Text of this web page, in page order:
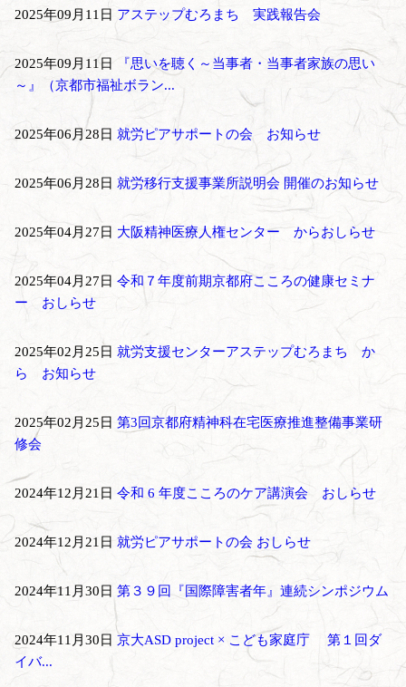
2025年09月11日 アステップむろまち 実践報告会
2025年09月11日
『思いを聴く～当事者・当事者家族の思い
～』（京都市福祉ボラン...
2025年06月28日 就労ピアサポートの会 お知らせ
2025年06月28日 就労移行支援事業所説明会 開催のお知らせ
2025年04月27日 大阪精神医療人権センター からおしらせ
2025年04月27日 令和７年度前期京都府こころの健康セミナ
ー おしらせ
2025年02月25日 就労支援センターアステップむろまち か
ら お知らせ
2025年02月25日 第3回京都府精神科在宅医療推進整備事業研
修会
2024年12月21日 令和 6 年度こころのケア講演会 おしらせ
2024年12月21日 就労ピアサポートの会 おしらせ
2024年11月30日 第３９回『国際障害者年』連続シンポジウム
2024年11月30日 京大ASD project × こども家庭庁 第１回ダ
イバ...